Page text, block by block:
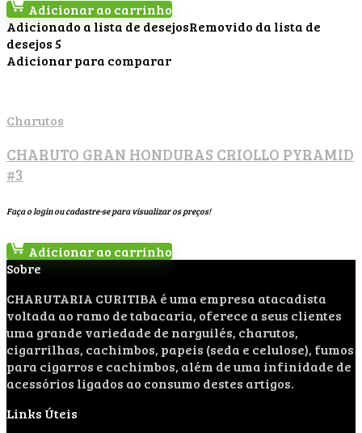
Adicionar ao carrinho
Adicionado a lista de desejosRemovido da lista de
desejos5
Adicionar para comparar
Charutos
CHARUTO GRAN HONDURAS CRIOLLO PYRAMID
#3
Faça o login ou cadastre-se para visualizar os preços!
Adicionar ao carrinho
Sobre
CHARUTARIA CURITIBA é uma empresa atacadista
voltada ao ramo de tabacaria, oferece a seus clientes
uma grande variedade de narguilés, charutos,
cigarrilhas, cachimbos, papeis (seda e celulose), fumos
para cigarros e cachimbos, além de uma infinidade de
acessórios ligados ao consumo destes artigos.
Links Úteis